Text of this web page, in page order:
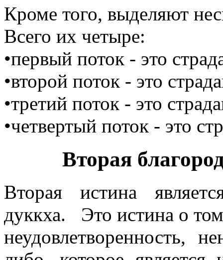
Кроме того, выделяют
Всего их четыре:
•первый поток - это
•второй поток - это
•третий поток - это
•четвертый поток - это
Вторая
Вторая истина
дуккха. Это истина о
неудовлетворенность,